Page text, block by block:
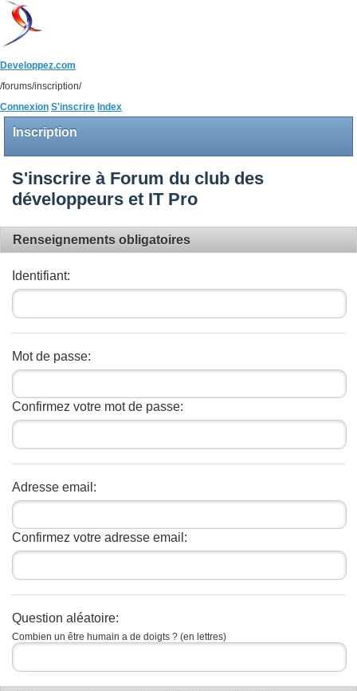
Developpez.com
/forums/inscription/
Connexion S'inscrire Index
Inscription
S'inscrire à Forum du club des
développeurs et IT Pro
Renseignements obligatoires
Identifiant:
Mot de passe:
Confirmez votre mot de passe:
Adresse email:
Confirmez votre adresse email:
Question aléatoire:
Combien un être humain a de doigts ? (en lettres)